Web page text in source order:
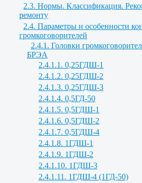
2.3. Нормы. Классификация.
ремонту
2.4. Параметры и особенности
громкоговорителей
2.4.1. Головки
БРЭА
2.4.1.1. 0,25ГДШ-1
2.4.1.2. 0,25ГДШ-2
2.4.1.3. 0,25ГДШ-3
2.4.1.4. 0,5ГД-50
2.4.1.5. 0,5ГДШ-1
2.4.1.6. 0,5ГДШ-2
2.4.1.7. 0,5ГДШ-4
2.4.1.8. 1ГДШ-1
2.4.1.9. 1ГДШ-2
2.4.1.10. 1ГДШ-3
2.4.1.11. 1ГДШ-4 (1ГД-50)